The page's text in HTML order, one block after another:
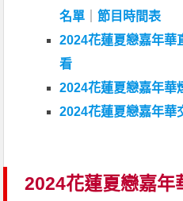
名單 ｜節目時間表
2024花蓮夏戀嘉年華
看
2024花蓮夏戀嘉年華
2024花蓮夏戀嘉年華
2024花蓮夏戀嘉年